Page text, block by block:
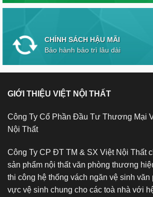
CHÍNH SÁCH HẬU MÃI
Bảo hành bảo trì lâu dài
GIỚI THIỆU VIỆT NỘI THẤT
Công Ty Cổ Phần Đầu Tư Thương Mại
Nội Thất
Công Ty CP ĐT TM & SX Việt Nội Thất
sản phẩm nội thất văn phòng thương
thi công hệ thống vách ngăn vệ sinh văn
vực vệ sinh chung cho các toà nhà với